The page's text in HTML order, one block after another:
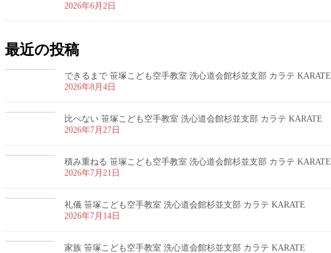
2026年6月2日
最近の投稿
できるまで 笹塚こども空手教室 洗心道会館杉並支部 カラテ KARATE
2026年8月4日
比べない 笹塚こども空手教室 洗心道会館杉並支部 カラテ KARATE
2026年7月27日
積み重ねる 笹塚こども空手教室 洗心道会館杉並支部 カラテ KARATE
2026年7月21日
礼儀 笹塚こども空手教室 洗心道会館杉並支部 カラテ KARATE
2026年7月14日
家族 笹塚こども空手教室 洗心道会館杉並支部 カラテ KARATE